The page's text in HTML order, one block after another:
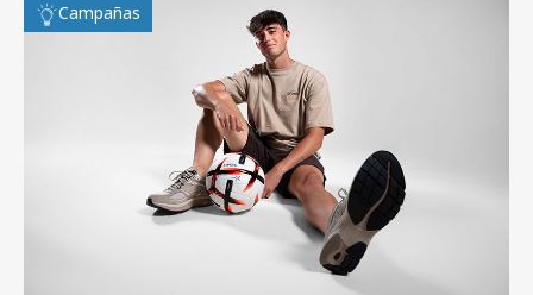
Campañas